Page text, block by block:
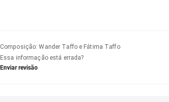
Composição:Wander Taffo e Fátima Taffo
Essa informação está errada?
Enviar revisão